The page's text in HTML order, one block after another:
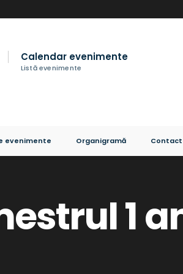
Calendar evenimente
Listă evenimente
evenimente Organigramă Contact
1